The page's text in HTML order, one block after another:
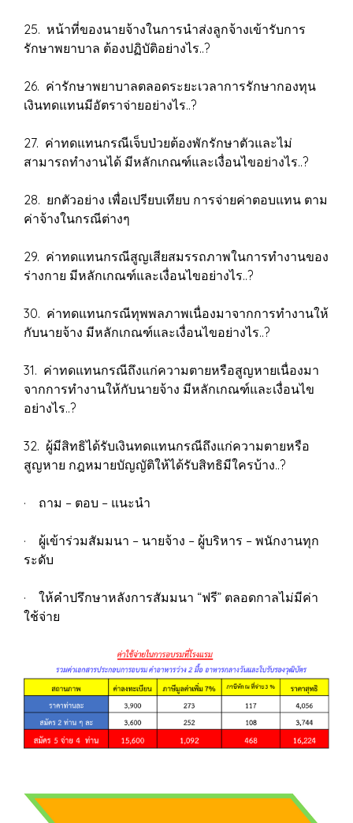
25. หน้าที่ของนายจ้างในการนำส่งลูกจ้างเข้ารับการ
รักษาพยาบาล ต้องปฏิบัติอย่างไร..?
26. ค่ารักษาพยาบาลตลอดระยะเวลาการรักษากองทุน
เงินทดแทนมีอัตราจ่ายอย่างไร..?
27. ค่าทดแทนกรณีเจ็บป่วยต้องพักรักษาตัวและไม่
สามารถทำงานได้ มีหลักเกณฑ์และเงื่อนไขอย่างไร..?
28. ยกตัวอย่าง เพื่อเปรียบเทียบ การจ่ายค่าตอบแทน ตาม
ค่าจ้างในกรณีต่างๆ
29. ค่าทดแทนกรณีสูญเสียสมรรถภาพในการทำงานของ
ร่างกาย มีหลักเกณฑ์และเงื่อนไขอย่างไร..?
30. ค่าทดแทนกรณีทุพพลภาพเนื่องมาจากการทำงานให้
กับนายจ้าง มีหลักเกณฑ์และเงื่อนไขอย่างไร..?
31. ค่าทดแทนกรณีถึงแก่ความตายหรือสูญหายเนื่องมา
จากการทำงานให้กับนายจ้าง มีหลักเกณฑ์และเงื่อนไข
อย่างไร..?
32. ผู้มีสิทธิได้รับเงินทดแทนกรณีถึงแก่ความตายหรือ
สูญหาย กฎหมายบัญญัติให้ได้รับสิทธิมีใครบ้าง..?
· ถาม – ตอบ – แนะนำ
· ผู้เข้าร่วมสัมมนา – นายจ้าง – ผู้บริหาร – พนักงานทุก
ระดับ
· ให้คำปรึกษาหลังการสัมมนา “ฟรี” ตลอดกาลไม่มีค่า
ใช้จ่าย